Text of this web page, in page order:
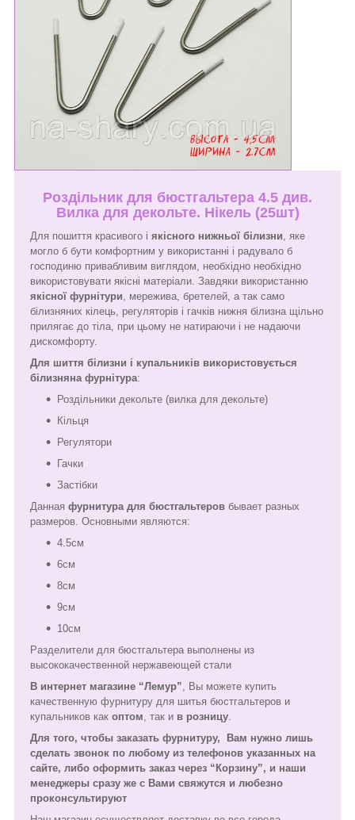
Роздільник для бюстгальтера 4.5 див.
Вилка для декольте. Нікель (25шт)
Для пошиття красивого і якісного нижньої білизни , яке
могло б бути комфортним у використанні і радувало б
господиню привабливим виглядом, необхідно необхідно
використовувати якісні матеріали. Завдяки використанню
якісної фурнітури , мережива, бретелей, а так само
білизняних кілець, регуляторів і гачків нижня білизна щільно
прилягає до тіла, при цьому не натираючи і не надаючи
дискомфорту.
Для шиття білизни і купальників використовується
білизняна фурнітура:
Роздільники декольте (вилка для декольте)
Кільця
Регулятори
Гачки
Застібки
Данная фурнитура для бюстгальтеров бывает разных
размеров. Основными являются:
4.5см
6см
8см
9см
10см
Разделители для бюстгальтера выполнены из
высококачественной нержавеющей стали
В интернет магазине “Лемур” , Вы можете купить
качественную фурнитуру для шитья бюстгальтеров и
купальников как оптом , так и в розницу
Для того, чтобы заказать фурнитуру,
Вам нужно лишь
сделать звонок по любому из телефонов указанных на
сайте, либо оформить заказ через “Корзину”, и наши
менеджеры сразу же с Вами свяжутся и любезно
проконсультируют